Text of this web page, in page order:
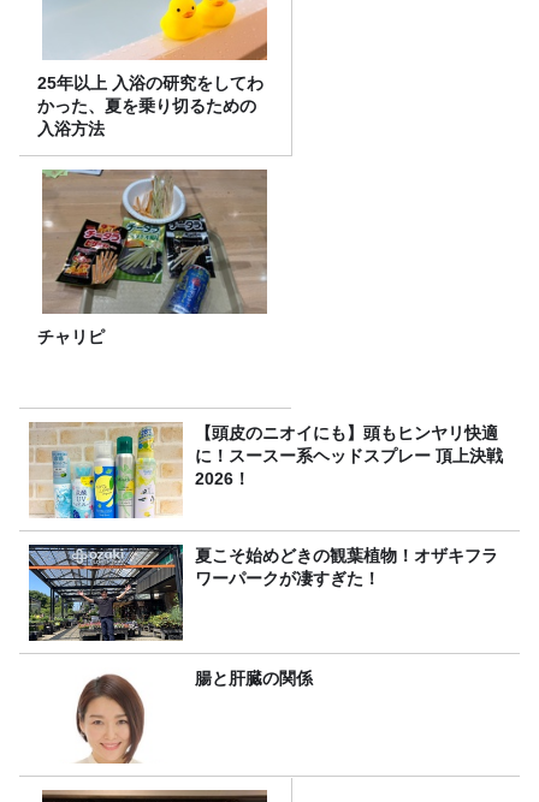
25年以上 入浴の研究をしてわ
かった、夏を乗り切るための
入浴方法
チャリピ
【頭皮のニオイにも】頭もヒンヤリ快適
に！スースー系ヘッドスプレー 頂上決戦
2026！
夏こそ始めどきの観葉植物！オザキフラ
ワーパークが凄すぎた！
腸と肝臓の関係